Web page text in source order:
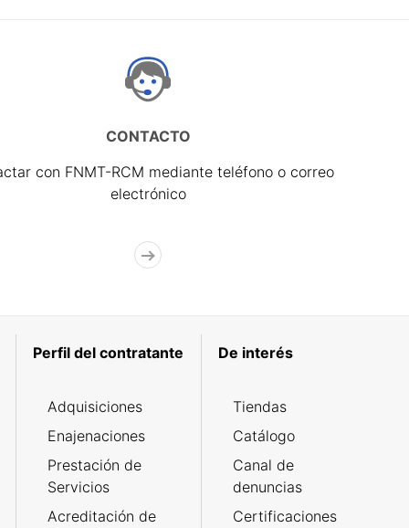
CONTACTO
con FNMT-RCM mediante teléfono o correo
electrónico
Perfil del contratante
Adquisiciones
Enajenaciones
Prestación de
Servicios
Acreditación de
De interés
Tiendas
Catálogo
Canal de
denuncias
Certificaciones